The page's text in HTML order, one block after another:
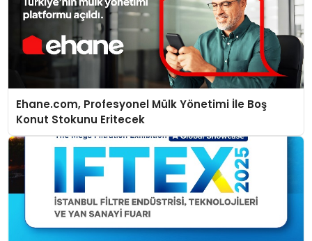
Ehane.com, Profesyonel Mülk Yönetimi İle Boş
Konut Stokunu Eritecek